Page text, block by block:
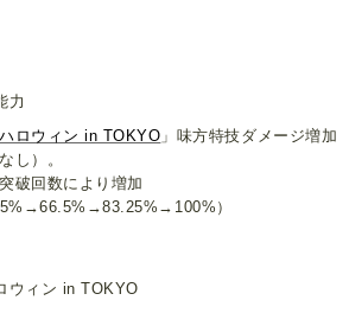
力
ロウィン in TOKYO 」味方特技ダメージ増加
し）。
破回数により増加
）
ウィン in TOKYO